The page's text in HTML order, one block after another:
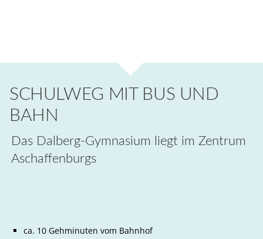
SCHULWEG MIT BUS UND
BAHN
Das Dalberg-Gymnasium liegt im Zentrum
Aschaffenburgs
ca. 10 Gehminuten vom Bahnhof